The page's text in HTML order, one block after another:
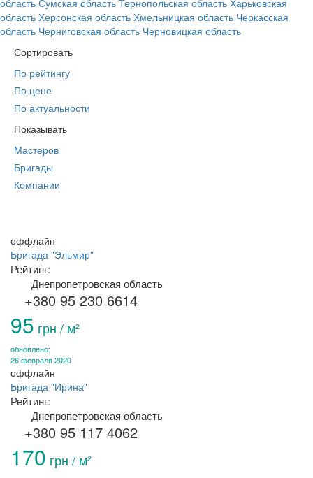
область Сумская область Тернопольская область Харьковская
область Херсонская область Хмельницкая область Черкасская
область Черниговская область Черновицкая область
Сортировать
По рейтингу
По цене
По актуальности
Показывать
Мастеров
Бригады
Компании
оффлайн
Бригада "Эльмир"
Рейтинг:
Днепропетровская область
+380 95 230 6614
95 грн / м²
обновлено:
26 февраля 2020
оффлайн
Бригада "Ирина"
Рейтинг:
Днепропетровская область
+380 95 117 4062
170 грн / м²